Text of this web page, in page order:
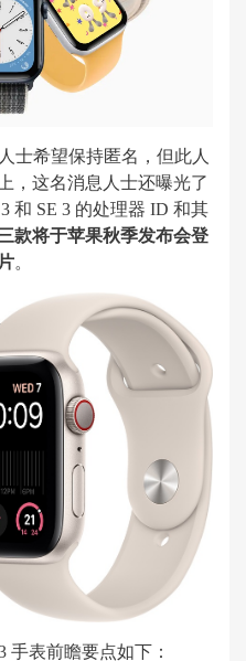
士希望保持匿名，但此人
，这名消息人士还曝光了
3 和 SE 3 的处理器 ID 和其
款将于苹果秋季发布会登
。
手表前瞻要点如下：